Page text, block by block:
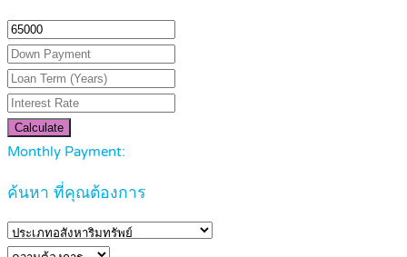
Calculate
Monthly Payment:
ค้นหา ที่คุณต้องการ